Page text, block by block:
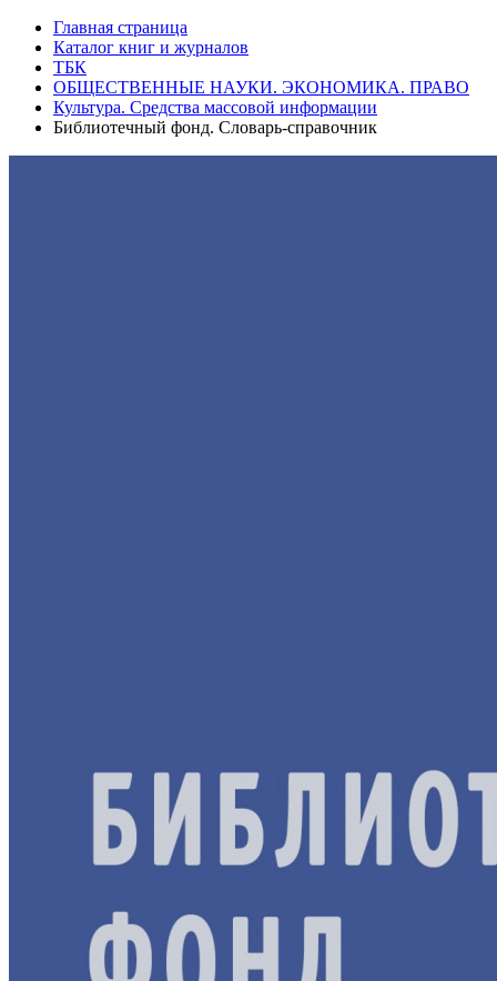
Главная страница
Каталог книг и журналов
ТБК
ОБЩЕСТВЕННЫЕ НАУКИ. ЭКОНОМИКА. ПРАВО
Культура. Средства массовой информации
Библиотечный фонд. Словарь-справочник